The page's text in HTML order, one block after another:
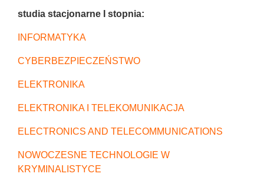
studia stacjonarne I stopnia:
INFORMATYKA
CYBERBEZPIECZEŃSTWO
ELEKTRONIKA
ELEKTRONIKA I TELEKOMUNIKACJA
ELECTRONICS AND TELECOMMUNICATIONS
NOWOCZESNE TECHNOLOGIE W
KRYMINALISTYCE